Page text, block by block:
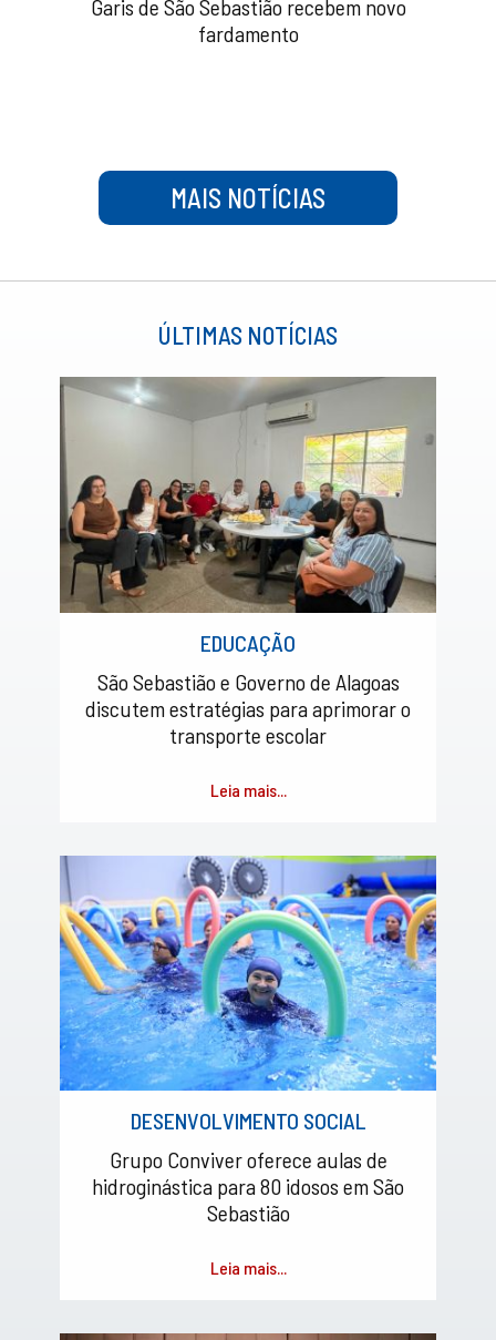
Garis de São Sebastião recebem novo
fardamento
MAIS NOTÍCIAS
ÚLTIMAS NOTÍCIAS
EDUCAÇÃO
São Sebastião e Governo de Alagoas
discutem estratégias para aprimorar o
transporte escolar
Leia mais...
DESENVOLVIMENTO SOCIAL
Grupo Conviver oferece aulas de
hidroginástica para 80 idosos em São
Sebastião
Leia mais...